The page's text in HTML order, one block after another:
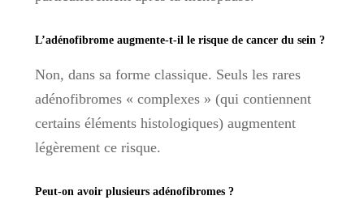
L’adénofibrome augmente-t-il le risque de cancer du sein ?
Non, dans sa forme classique. Seuls les rares
adénofibromes « complexes » (qui contiennent
certains éléments histologiques) augmentent
légèrement ce risque.
Peut-on avoir plusieurs adénofibromes ?